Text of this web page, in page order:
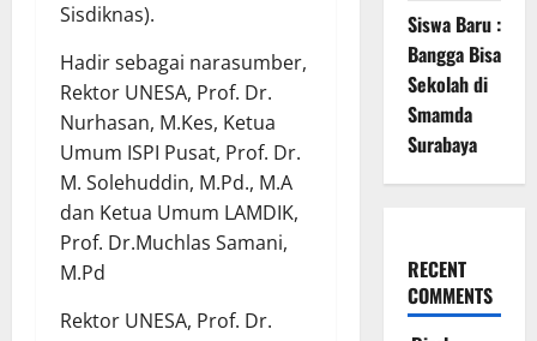
Sisdiknas).
Hadir sebagai narasumber,
Rektor UNESA, Prof. Dr.
Nurhasan, M.Kes, Ketua
Umum ISPI Pusat, Prof. Dr.
M. Solehuddin, M.Pd., M.A
dan Ketua Umum LAMDIK,
Prof. Dr.Muchlas Samani,
M.Pd
Rektor UNESA, Prof. Dr.
Siswa Baru :
Bangga Bisa
Sekolah di
Smamda
Surabaya
RECENT
COMMENTS